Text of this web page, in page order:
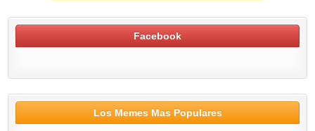
Facebook
Los Memes Mas Populares